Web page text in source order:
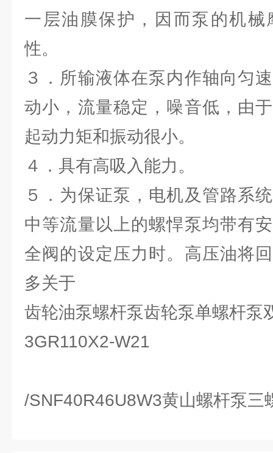
一层油膜保护，因而泵的机
性。
３．所输液体在泵内作轴向匀
动小，流量稳定，噪音低，由
起动力矩和振动很小。
４．具有高吸入能力。
５．为保证泵，电机及管路系
中等流量以上的螺悍泵均带有
全阀的设定压力时。高压油将
多关于
齿轮油泵螺杆泵齿轮泵单螺杆泵
3GR110X2-W21
/SNF40R46U8W3黄山螺杆泵三